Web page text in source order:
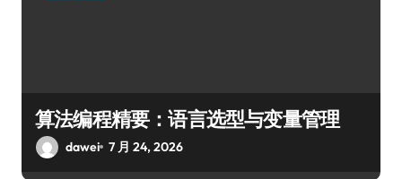
算法编程精要：语言选型与变量管理
dawei 7 月 24, 2026